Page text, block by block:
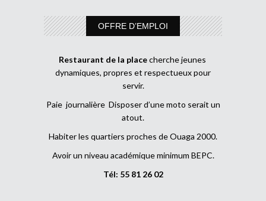
OFFRE D’EMPLOI
Restaurant de la placecherche jeunes
dynamiques, propres et respectueux pour
servir.
Paie journalière Disposer d’une moto serait un
atout.
Habiter les quartiers proches de Ouaga 2000.
Avoir un niveau académique minimum BEPC.
Tél: 55 81 26 02